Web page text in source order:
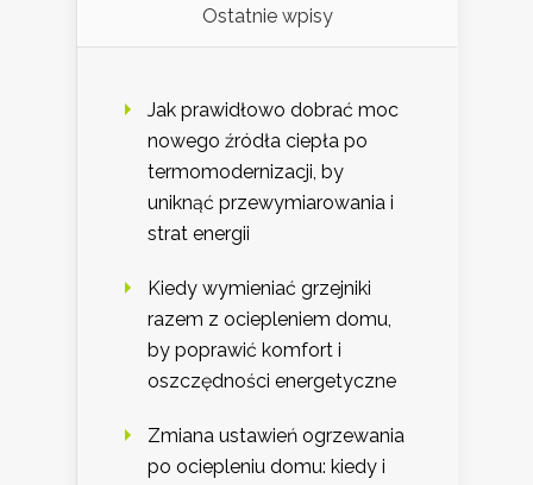
Ostatnie wpisy
Jak prawidłowo dobrać moc
nowego źródła ciepła po
termomodernizacji, by
uniknąć przewymiarowania i
strat energii
Kiedy wymieniać grzejniki
razem z ociepleniem domu,
by poprawić komfort i
oszczędności energetyczne
Zmiana ustawień ogrzewania
po ociepleniu domu: kiedy i